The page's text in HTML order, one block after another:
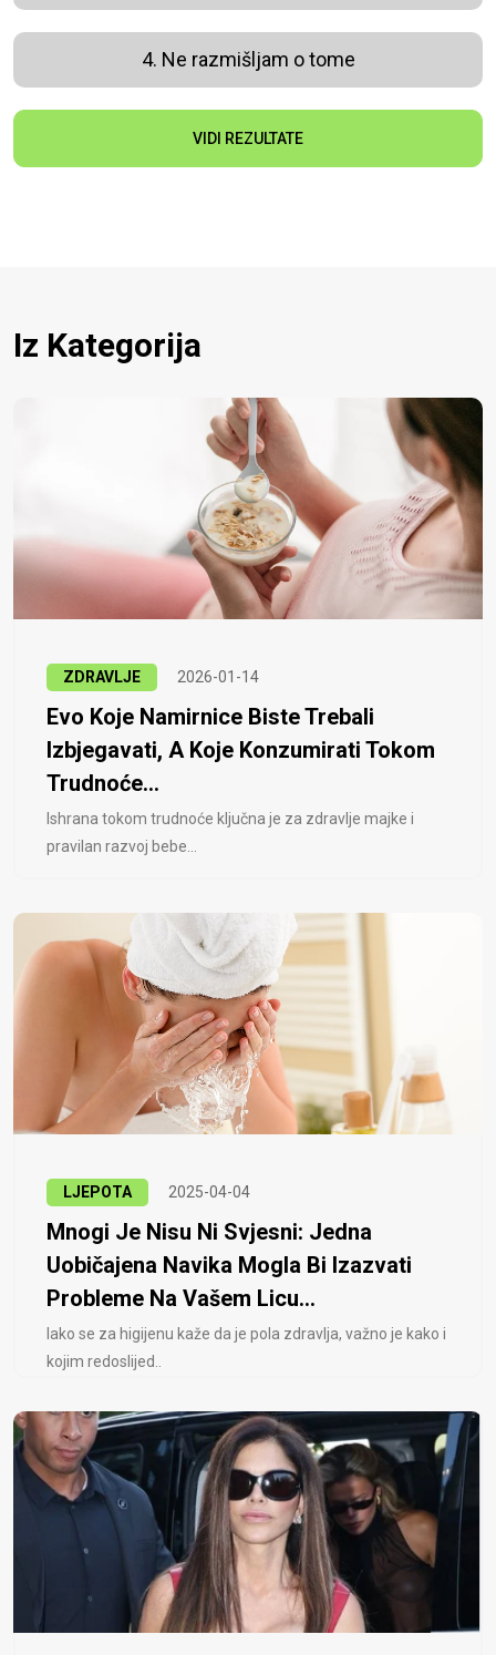
4. Ne razmišljam o tome
VIDI REZULTATE
Iz Kategorija
ZDRAVLJE 2026-01-14
Evo Koje Namirnice Biste Trebali
Izbjegavati, A Koje Konzumirati Tokom
Trudnoće...
Ishrana tokom trudnoće ključna je za zdravlje majke i
pravilan razvoj bebe...
LJEPOTA 2025-04-04
Mnogi Je Nisu Ni Svjesni: Jedna
Uobičajena Navika Mogla Bi Izazvati
Probleme Na Vašem Licu...
Iako se za higijenu kaže da je pola zdravlja, važno je kako i
kojim redoslijed..